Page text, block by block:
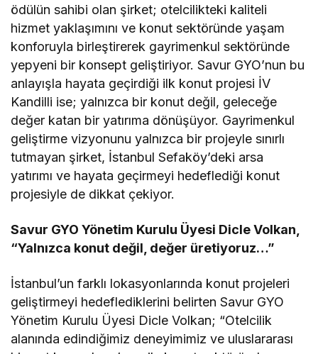
ödülün sahibi olan şirket; otelcilikteki kaliteli
hizmet yaklaşımını ve konut sektöründe yaşam
konforuyla birleştirerek gayrimenkul sektöründe
yepyeni bir konsept geliştiriyor. Savur GYO’nun bu
anlayışla hayata geçirdiği ilk konut projesi İV
Kandilli ise; yalnızca bir konut değil, geleceğe
değer katan bir yatırıma dönüşüyor. Gayrimenkul
geliştirme vizyonunu yalnızca bir projeyle sınırlı
tutmayan şirket, İstanbul Sefaköy’deki arsa
yatırımı ve hayata geçirmeyi hedeflediği konut
projesiyle de dikkat çekiyor.
Savur GYO Yönetim Kurulu Üyesi Dicle Volkan
“Yalnızca konut değil, değer üretiyoruz…”
İstanbul’un farklı lokasyonlarında konut projeleri
geliştirmeyi hedeflediklerini belirten Savur GYO
Yönetim Kurulu Üyesi Dicle Volkan; “Otelcilik
alanında edindiğimiz deneyimimiz ve uluslararası